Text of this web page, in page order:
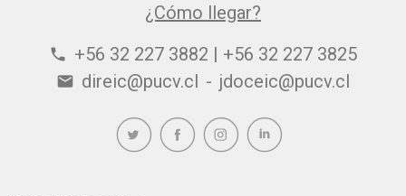
¿Cómo llegar?
phone +56 32 227 3882 | +56 32 227 3825
email direic@pucv.cl - jdoceic@pucv.cl